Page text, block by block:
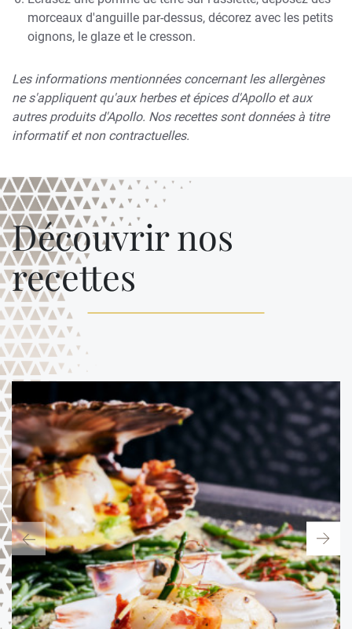
morceaux d'anguille par-dessus, décorez avec les petits
oignons, le glaze et le cresson.
Les informations mentionnées concernant les allergènes
ne s'appliquent qu'aux herbes et épices d'Apollo et aux
autres produits d'Apollo. Nos recettes sont données à titre
informatif et non contractuelles.
Découvrir nos
recettes